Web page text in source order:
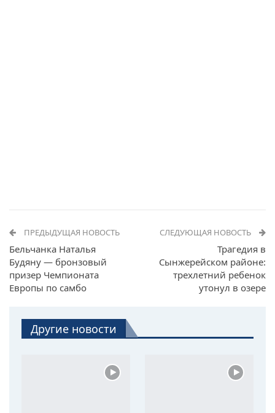
ПРЕДЫДУЩАЯ НОВОСТЬ
Бельчанка Наталья
Будяну — бронзовый
призер Чемпионата
Европы по самбо
СЛЕДУЮЩАЯ НОВОСТЬ
Трагедия в
Сынжерейском районе:
трехлетний ребенок
утонул в озере
Другие новости